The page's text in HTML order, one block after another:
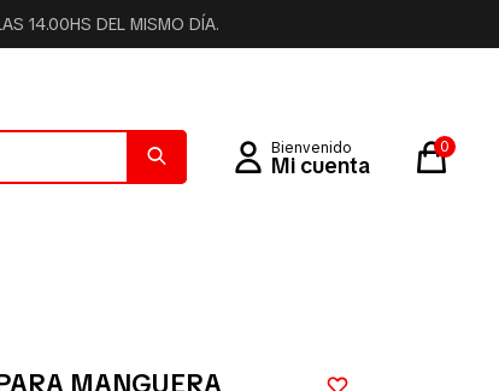
14.00HS DEL MISMO DÍA.
0